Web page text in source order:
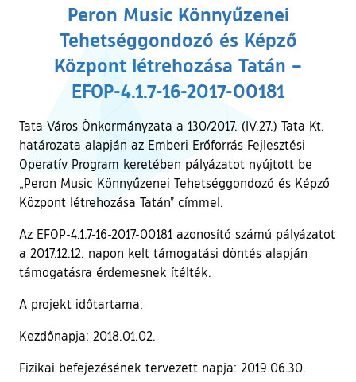
Peron Music Könnyűzenei
Tehetséggondozó és Képző
Központ létrehozása Tatán –
EFOP-4.1.7-16-2017-00181
Tata Város Önkormányzata a 130/2017. (IV.27.) Tata Kt.
határozata alapján az Emberi Erőforrás Fejlesztési
Operatív Program keretében pályázatot nyújtott be
„Peron Music Könnyűzenei Tehetséggondozó és Képző
Központ létrehozása Tatán” címmel.
Az EFOP-4.1.7-16-2017-00181 azonosító számú pályázatot
a 2017.12.12. napon kelt támogatási döntés alapján
támogatásra érdemesnek ítélték.
A projekt időtartama:
Kezdőnapja: 2018.01.02.
Fizikai befejezésének tervezett napja: 2019.06.30.